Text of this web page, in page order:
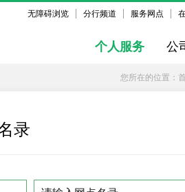
无障碍浏览 分行频道 服务网点
个人服务 公
您所在的位置：
录